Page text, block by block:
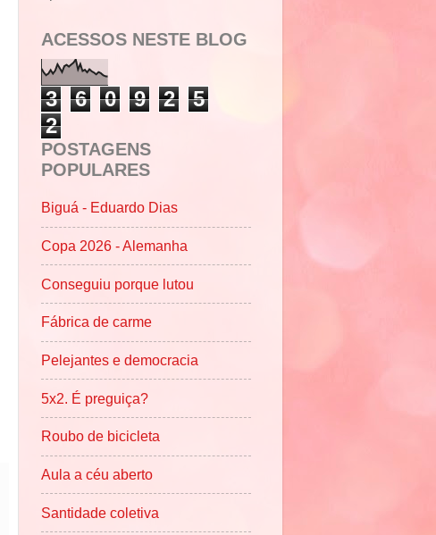
ACESSOS NESTE BLOG
3 6 0 9 2
5
2
POSTAGENS
POPULARES
Biguá - Eduardo Dias
Copa 2026 - Alemanha
Conseguiu porque lutou
Fábrica de carme
Pelejantes e democracia
5x2. É preguiça?
Roubo de bicicleta
Aula a céu aberto
Santidade coletiva